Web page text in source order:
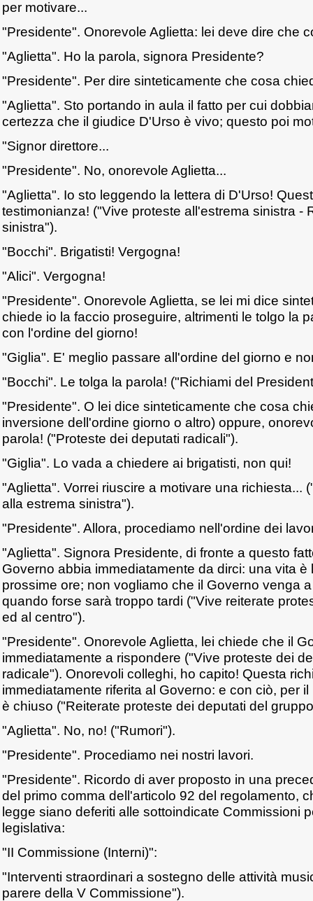
per motivare...
"Presidente". Onorevole Aglietta: lei deve dire che
"Aglietta". Ho la parola, signora Presidente?
"Presidente". Per dire sinteticamente che cosa
"Aglietta". Sto portando in aula il fatto per cui
certezza che il giudice D'Urso è vivo; questo poi
"Signor direttore...
"Presidente". No, onorevole Aglietta...
"Aglietta". Io sto leggendo la lettera di D'Urso!
testimonianza! ("Vive proteste all'estrema sinistra -
sinistra").
"Bocchi". Brigatisti! Vergogna!
"Alici". Vergogna!
"Presidente". Onorevole Aglietta, se lei mi dice
chiede io la faccio proseguire, altrimenti le tolgo la
con l'ordine del giorno!
"Giglia". E' meglio passare all'ordine del giorno e
"Bocchi". Le tolga la parola! ("Richiami del
"Presidente". O lei dice sinteticamente che cosa
inversione dell'ordine giorno o altro) oppure,
parola! ("Proteste dei deputati radicali").
"Giglia". Lo vada a chiedere ai brigatisti, non qui!
"Aglietta". Vorrei riuscire a motivare una richiesta...
alla estrema sinistra").
"Presidente". Allora, procediamo nell'ordine dei
"Aglietta". Signora Presidente, di fronte a questo
Governo abbia immediatamente da dirci: una vita è
prossime ore; non vogliamo che il Governo venga
quando forse sarà troppo tardi ("Vive reiterate
ed al centro").
"Presidente". Onorevole Aglietta, lei chiede che il
immediatamente a rispondere ("Vive proteste dei
radicale"). Onorevoli colleghi, ho capito! Questa
immediatamente riferita al Governo: e con ciò, per
è chiuso ("Reiterate proteste dei deputati del
"Aglietta". No, no! ("Rumori").
"Presidente". Procediamo nei nostri lavori.
"Presidente". Ricordo di aver proposto in una
del primo comma dell'articolo 92 del regolamento,
legge siano deferiti alle sottoindicate Commissioni
legislativa:
"II Commissione (Interni)":
"Interventi straordinari a sostegno delle attività
parere della V Commissione").